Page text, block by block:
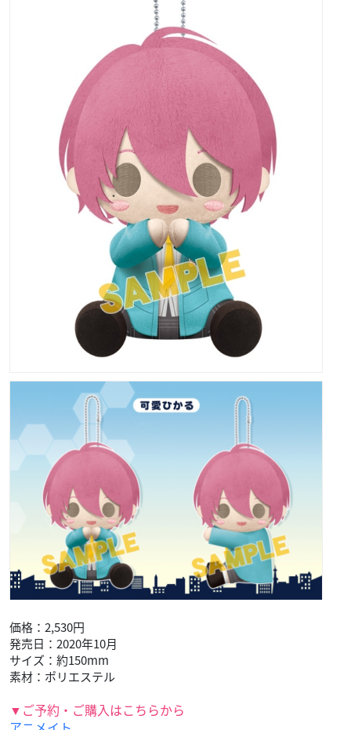
価格：2,530円
発売日：2020年10月
サイズ：約150mm
素材：ポリエステル
▼ご予約・ご購入はこちらから